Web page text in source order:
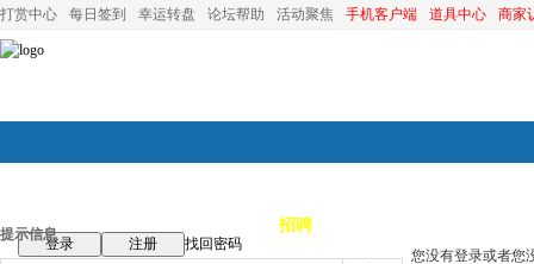
打赏中心 每日签到 幸运转盘 论坛帮助 活动聚焦 手机客户端 道具中心 商家
论坛首页 招聘
登录 注册
找回密码
提示信息
您没有登录或者您